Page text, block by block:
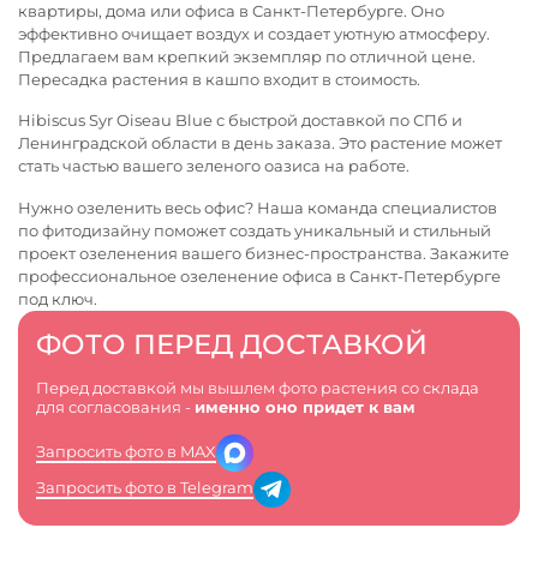
ФОТО ПЕРЕД ДОСТАВКОЙ
Перед доставкой мы вышлем фото растения со склада
для согласования - именно оно придет к вам
Запросить фото в MAX
Запросить фото в Telegram
квартиры, дома или офиса в Санкт-Петербурге. Оно
эффективно очищает воздух и создает уютную атмосферу.
Предлагаем вам крепкий экземпляр по отличной цене.
Пересадка растения в кашпо входит в стоимость.
Hibiscus Syr Oiseau Blue с быстрой доставкой по СПб и
Ленинградской области в день заказа. Это растение может
стать частью вашего зеленого оазиса на работе.
Нужно озеленить весь офис? Наша команда специалистов
по фитодизайну поможет создать уникальный и стильный
проект озеленения вашего бизнес-пространства. Закажите
профессиональноеозеленение офиса в Санкт-Петербурге
под ключ.